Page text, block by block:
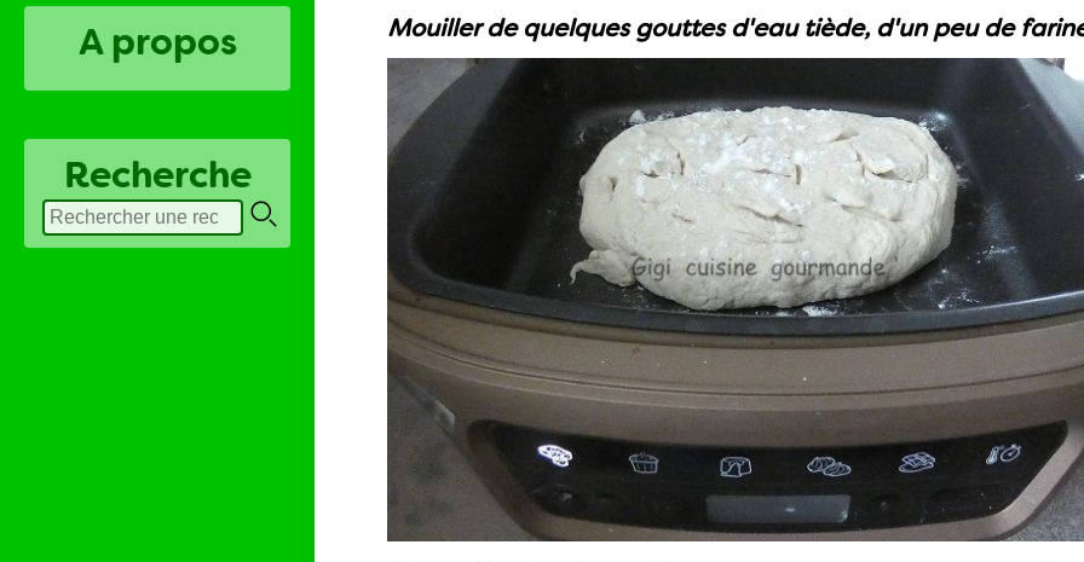
A propos
Recherche
Mouiller de quelques gouttes d'eau tiède, d'un peu de